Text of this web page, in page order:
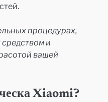
процедурах,
и
вашей
Xiaomi?